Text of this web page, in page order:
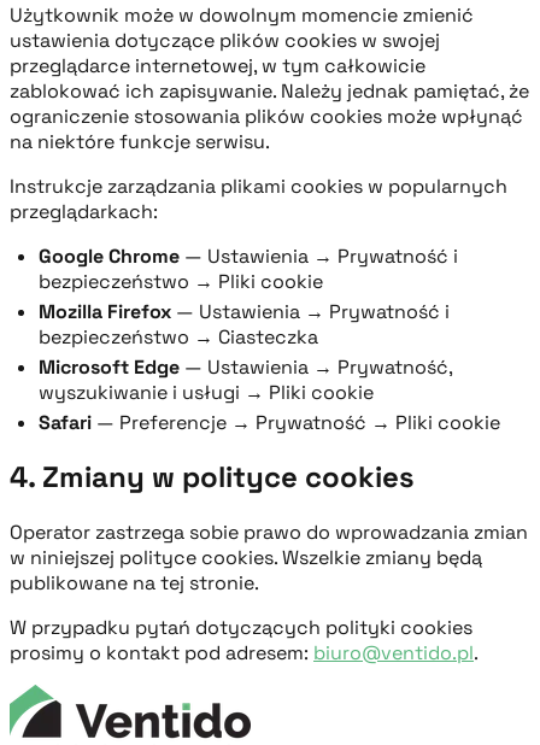
Użytkownik może w dowolnym momencie zmienić
ustawienia dotyczące plików cookies w swojej
przeglądarce internetowej, w tym całkowicie
zablokować ich zapisywanie. Należy jednak pamiętać, że
ograniczenie stosowania plików cookies może wpłynąć
na niektóre funkcje serwisu.
Instrukcje zarządzania plikami cookies w popularnych
przeglądarkach:
Google Chrome — Ustawienia → Prywatność i
bezpieczeństwo → Pliki cookie
Mozilla Firefox — Ustawienia → Prywatność i
bezpieczeństwo → Ciasteczka
Microsoft Edge — Ustawienia → Prywatność,
wyszukiwanie i usługi → Pliki cookie
Safari — Preferencje → Prywatność → Pliki cookie
4. Zmiany w polityce cookies
Operator zastrzega sobie prawo do wprowadzania zmian
w niniejszej polityce cookies. Wszelkie zmiany będą
publikowane na tej stronie.
W przypadku pytań dotyczących polityki cookies
prosimy o kontakt pod adresem: biuro@ventido.pl.